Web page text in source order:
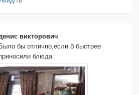
викторович
бы отлично,если б быстрее
блюда.